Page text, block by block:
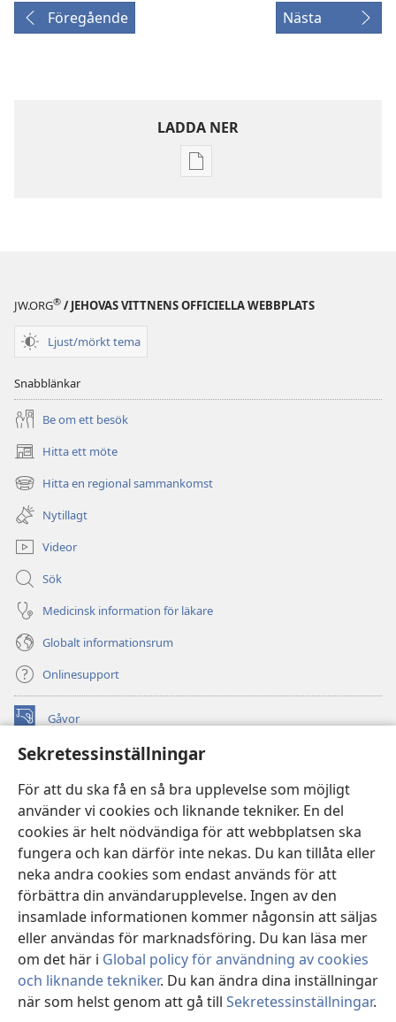
Sekretessinställningar
För att du ska få en så bra upplevelse som möjligt
använder vi cookies och liknande tekniker. En del
cookies är helt nödvändiga för att webbplatsen ska
fungera och kan därför inte nekas. Du kan tillåta eller
neka andra cookies som endast används för att
förbättra din användarupplevelse. Ingen av den
insamlade informationen kommer någonsin att säljas
eller användas för marknadsföring. Du kan läsa mer
om det här i Global policy för användning av cookies
och liknande tekniker. Du kan ändra dina inställningar
när som helst genom att gå till Sekretessinställningar.
Föregående Nästa
LADDA NER
Valmöjligheter
December 2008
JW.ORG® / JEHOVAS VITTNENS OFFICIELLA WEBBPLATS
Ljust/mörkt tema
Snabblänkar
Be om ett besök
Hitta ett möte
(öppnar
nytt
fönster)
Hitta en regional sammankomst
(öppnar
nytt
fönster)
Nytillagt
Videor
Sök
Medicinsk information för läkare
Globalt informationsrum
Onlinesupport
Gåvor
(öppnar
fönster) Watchtower ONLINE LIBRARY™
nytt
fönster)JW Hub ®
(öppnar
nytt
fönster)JW Library
Watchtower Library
Copyright© 2026 Watch Tower Bible and Tract Society of Pennsylvania.
ANVÄNDARVILLKOR
| SEKRETESSPOLICY
|
SEKRETESSINSTÄLLNINGAR